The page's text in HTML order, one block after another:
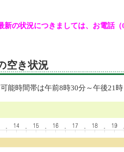
の状況につきましては、お電話
空き状況
能時間帯は午前8時30分～午後21時